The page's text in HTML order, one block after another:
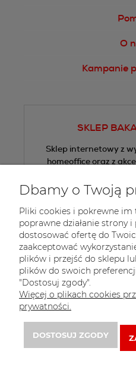
O
Kampanie
SKLEP
Sklep internetowy z
homeoffice oraz z
Tel.:
+48
E-mail:
Zapisz się do
Dbamy o Twoją
Pliki cookies i pokrewne
poprawne działanie strony
dostosować ofertę do
zaakceptować
plików i przejść do sklepu
plików do swoich
"Dostosuj zgody".
Więcej o plikach cookies
prywatności.
DOSTOSUJ ZGODY